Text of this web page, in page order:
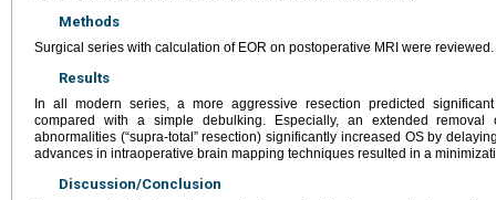
Methods
Surgical series with calculation of EOR on postoperative MRI were reviewed.
Results
In all modern series, a more aggressive resection predicted
compared with a simple debulking. Especially, an extended
abnormalities (“supra-total” resection) significantly increased OS by
advances in intraoperative brain mapping techniques resulted in a
Discussion/Conclusion